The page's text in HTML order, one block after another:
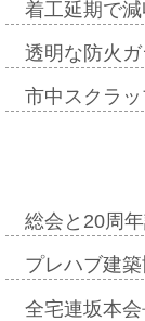
着工延期で
透明な防火
市中スクラ
総会と20周
プレハブ建
全宅連坂本